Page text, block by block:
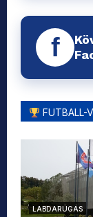
f
FUTBALL-
LABDARÚGÁS